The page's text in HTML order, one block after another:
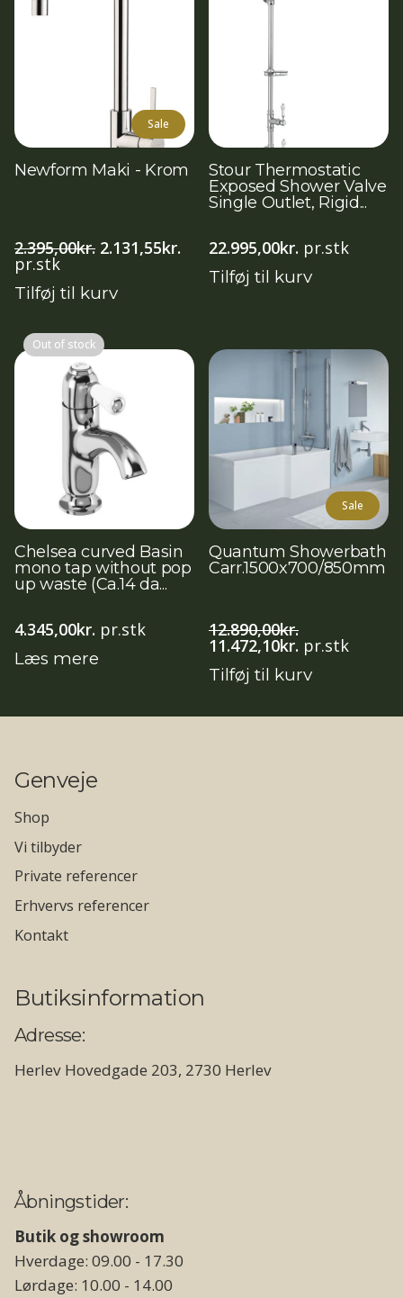
Sale
Newform Maki - Krom
2.395,00kr. Den
oprindelige
var:
2.131,55kr. Den
pris
pr.stk
Tilføj til kurv
Stour Thermostatic
Exposed Shower Valve
Single Outlet, Rigid...
22.995,00kr. pr.stk
Tilføj til kurv
Out of stock
Chelsea curved Basin
mono tap without pop
up waste (Ca.14 da...
4.345,00kr. pr.stk
Læs mere
Sale
Quantum Showerbath
Carr.1500x700/850mm
12.890,00kr.
Den
oprindelige
pris
11.472,10kr. Den
aktuelle
pris
pr.stk
Tilføj til kurv
Genveje
Shop
Vi tilbyder
Private referencer
Erhvervs referencer
Kontakt
Butiksinformation
Adresse:
Herlev Hovedgade 203, 2730 Herlev
Åbningstider:
Butik og showroom
Hverdage: 09.00 - 17.30
Lørdage: 10.00 - 14.00